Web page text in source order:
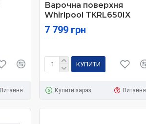
Питання
Варочна поверхня
Whirlpool TKRL650IX
7 799 грн
КУПИТИ
Купити зараз Питання